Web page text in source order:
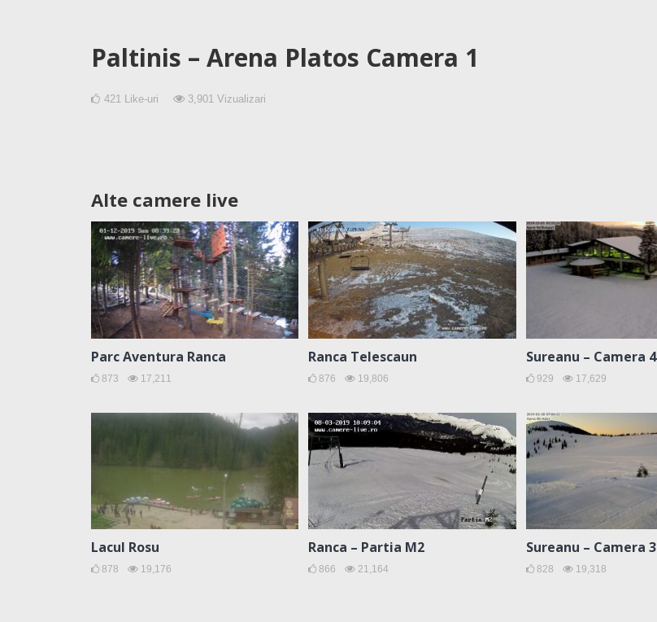
Paltinis – Arena Platos Camera 1
421 Like-uri 3,901 Vizualizari
Alte camere live
Parc Aventura Ranca
873 17,211
Ranca Telescaun
876 19,806
Sureanu – Camera 4
929 17,629
Lacul Rosu
878 19,176
Ranca – Partia M2
866 21,164
Sureanu – Camera 3
828 19,318